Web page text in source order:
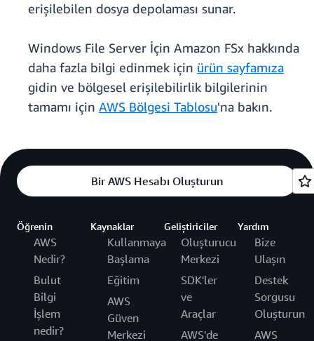
erişilebilen dosya depolaması sunar.
Windows File Server İçin Amazon FSx hakkında
daha fazla bilgi edinmek için ürün sayfamıza
gidin ve bölgesel erişilebilirlik bilgilerinin
tamamı için AWS Bölgesi Tablosu'na bakın.
Bir AWS Hesabı Oluşturun
Öğrenin
AWS
Nedir?
Bulut
Bilgi
İşlem
nedir?
Kaynaklar
Kullanmaya
Başlama
Eğitim
AWS
Güven
Merkezi
Geliştiriciler
Oluşturucu
Merkezi
SDK'ler
ve
Araçlar
AWS'de
Yardım
Bize
Ulaşın
Destek
Sorgusu
Oluşturun
AWS